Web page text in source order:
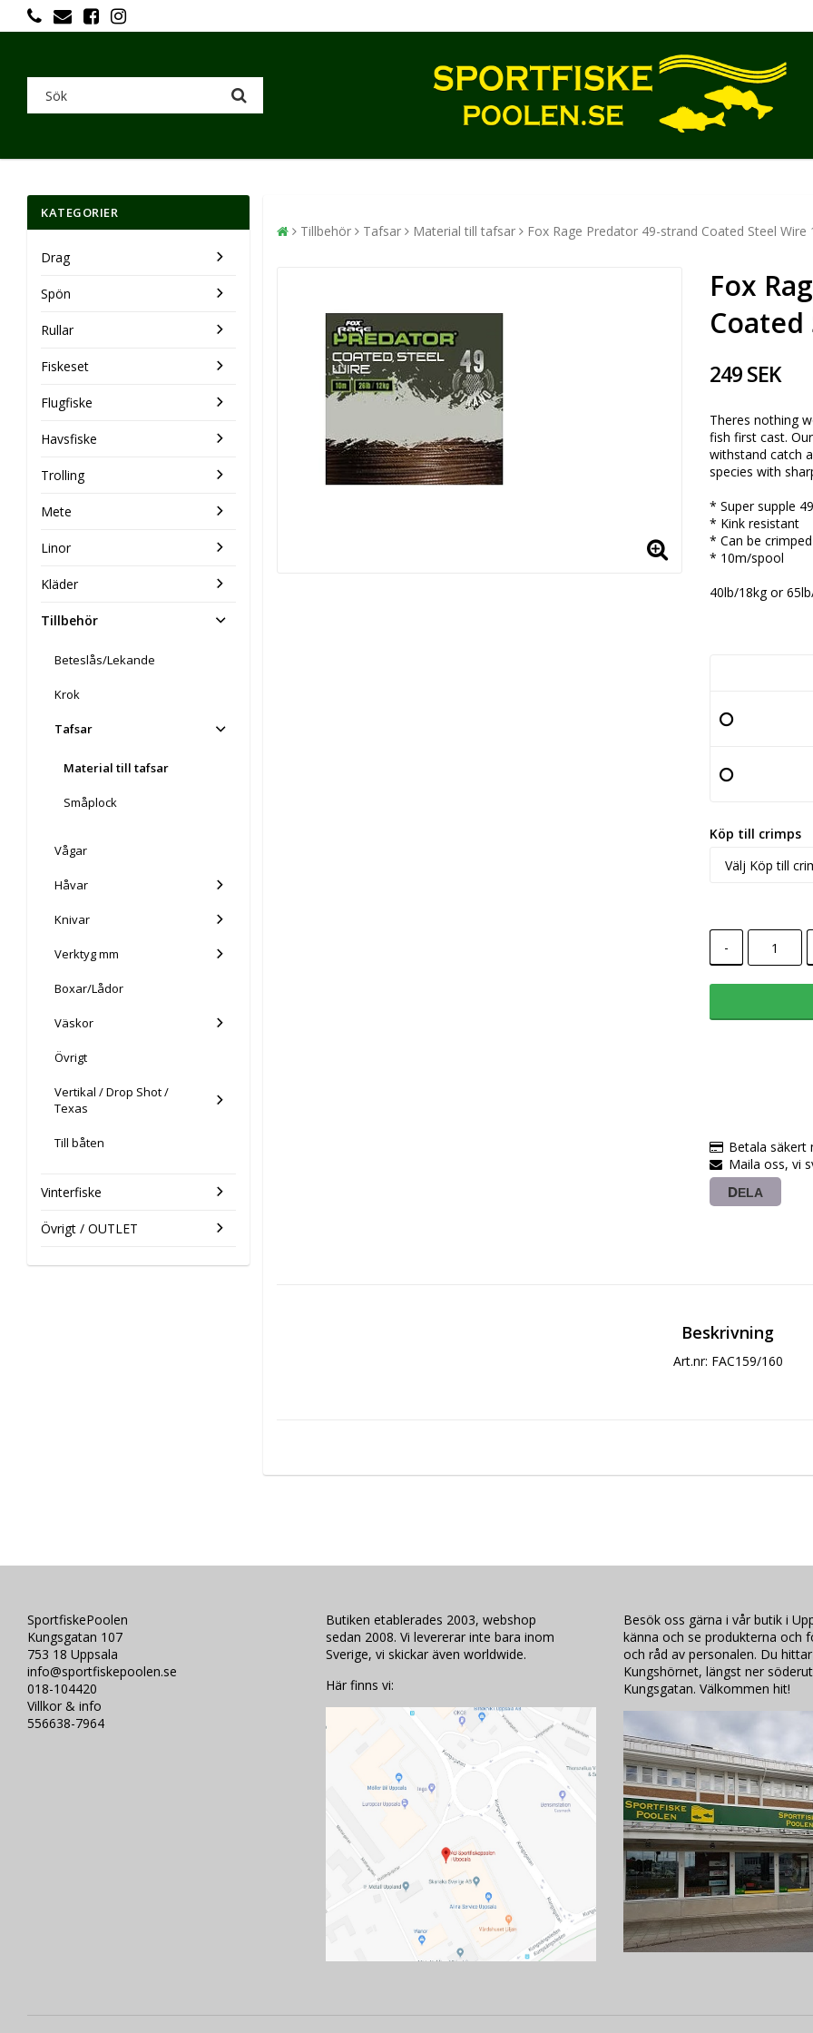
KATEGORIER
Drag
Spön
Rullar
Fiskeset
Flugfiske
Havsfiske
Trolling
Mete
Linor
Kläder
Tillbehör
Beteslås/Lekande
Krok
Tafsar
Material till tafsar
Småplock
Vågar
Håvar
Knivar
Verktyg mm
Boxar/Lådor
Väskor
Övrigt
Vertikal / Drop Shot /
Texas
Till båten
Vinterfiske
Övrigt / OUTLET
Tillbehör Tafsar Material till tafsar Fox Rage Predator 49-strand Coated Steel Wire
Fox
Coated
249 SEK
Theres nothing
fish first cast.
withstand catch
species with
* Super supple
* Kink resistant
* Can be crimped
* 10m/spool
40lb/18kg or
Köp till crimps
-
Betala säkert
Maila oss, vi
DELA
Beskrivning
Art.nr: FAC159/160
SportfiskePoolen
Kungsgatan 107
753 18 Uppsala
info@sportfiskepoolen.se
018-104420
Villkor & info
556638-7964
Butiken etablerades 2003, webshop
sedan 2008. Vi levererar inte bara inom
Sverige, vi skickar även worldwide.
Här finns vi:
Besök oss gärna i vår butik i
känna och se produkterna och
och råd av personalen. Du
Kungshörnet, längst ner
Kungsgatan. Välkommen hit!